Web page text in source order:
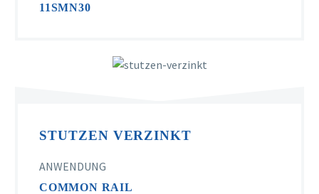
11SMN30
STUTZEN VERZINKT
ANWENDUNG
COMMON RAIL